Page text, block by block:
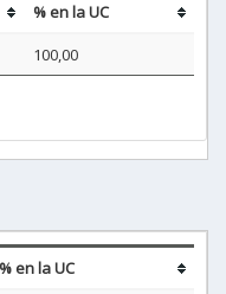
% en la UC
100,00
% en la UC